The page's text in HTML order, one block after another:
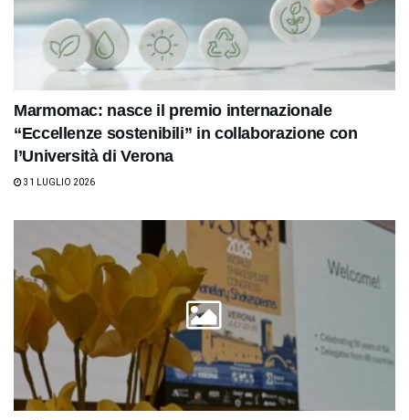
Marmomac: nasce il premio internazionale
“Eccellenze sostenibili” in collaborazione con
l’Università di Verona
31 LUGLIO 2026